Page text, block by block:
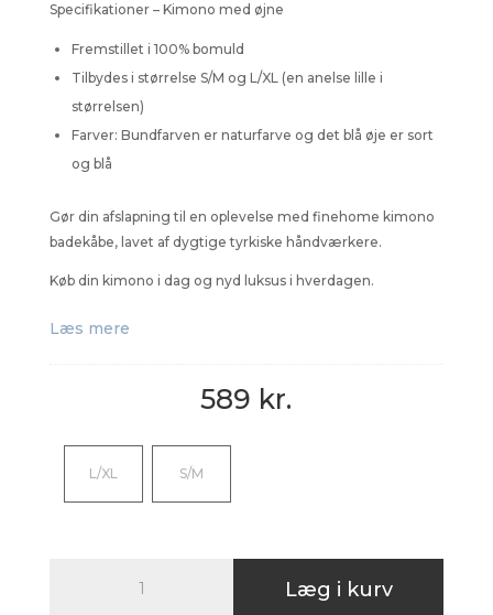
Specifikationer – Kimono med øjne
Fremstillet i 100% bomuld
Tilbydes i størrelse S/M og L/XL (en anelse lille i
størrelsen)
Farver: Bundfarven er naturfarve og det blå øje er sort
og blå
Gør din afslapning til en oplevelse med finehome kimono
badekåbe, lavet af dygtige tyrkiske håndværkere.
Køb din kimono i dag og nyd luksus i hverdagen.
Læs mere
589 kr.
L/XL S/M
Læg i kurv